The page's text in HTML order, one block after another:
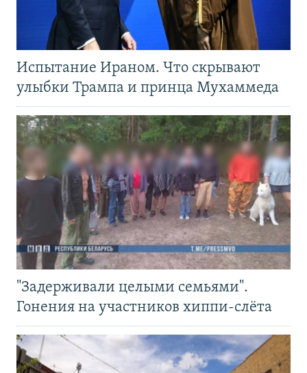
Испытание Ираном. Что скрывают
улыбки Трампа и принца Мухаммеда
"Задерживали целыми семьями".
Гонения на участников хиппи-слёта